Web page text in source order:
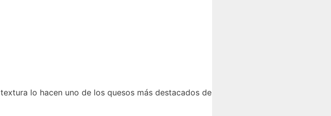
lo hacen uno de los quesos más destacados de